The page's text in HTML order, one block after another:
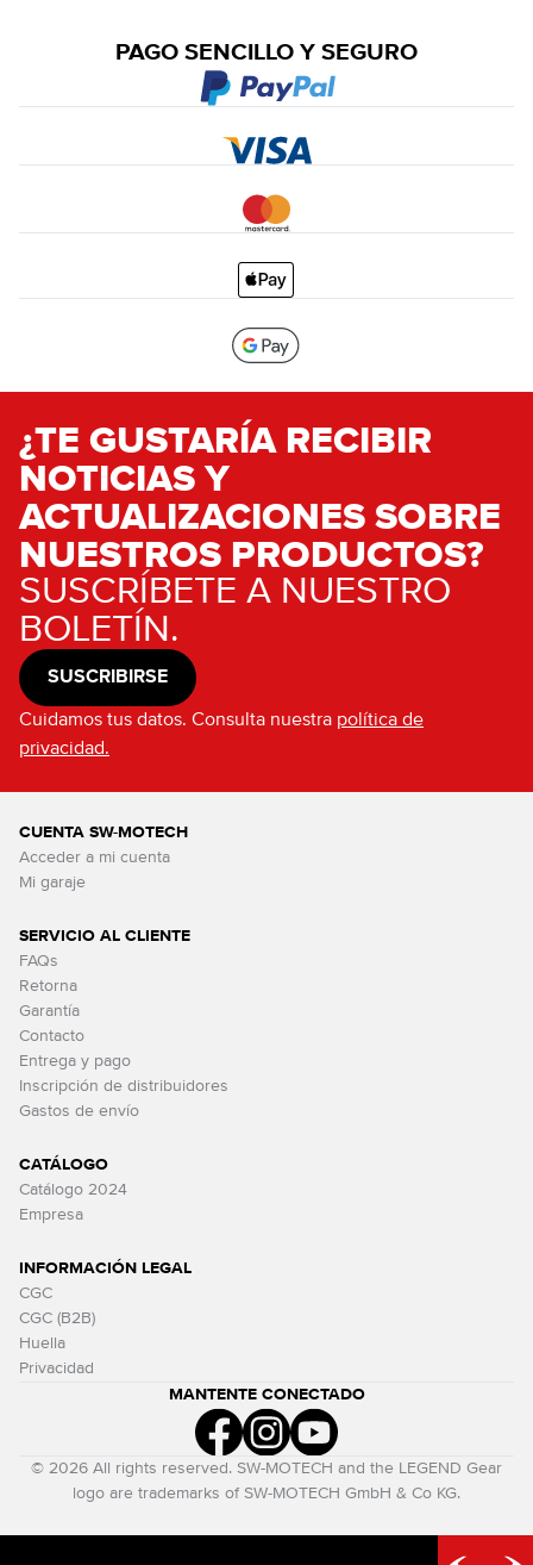
PAGO SENCILLO Y SEGURO
¿TE GUSTARÍA RECIBIR
NOTICIAS Y
ACTUALIZACIONES SOBRE
NUESTROS PRODUCTOS?
SUSCRÍBETE A NUESTRO
BOLETÍN.
SUSCRIBIRSE
Cuidamos tus datos. Consulta nuestra política de
privacidad.
CUENTA SW-MOTECH
Acceder a mi cuenta
Mi garaje
SERVICIO AL CLIENTE
FAQs
Retorna
Garantía
Contacto
Entrega y pago
Inscripción de distribuidores
Gastos de envío
CATÁLOGO
Catálogo 2024
Empresa
INFORMACIÓN LEGAL
CGC
CGC (B2B)
Huella
Privacidad
MANTENTE CONECTADO
© 2026 All rights reserved. SW-MOTECH and the LEGEND Gear
logo are trademarks of SW-MOTECH GmbH & Co KG.